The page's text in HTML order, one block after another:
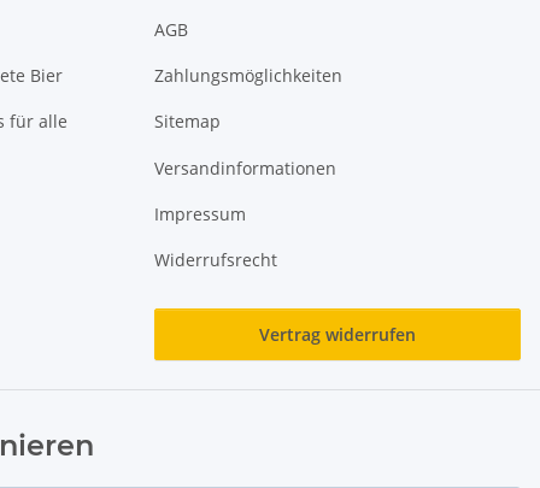
Bier
für alle
AGB
Zahlungsmöglichkeiten
Sitemap
Versandinformationen
Impressum
Widerrufsrecht
Vertrag widerrufen